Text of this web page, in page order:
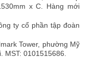
x C. Hàng mới
ty cổ phần tập đoàn
Tower, phường Mỹ
0101515686.